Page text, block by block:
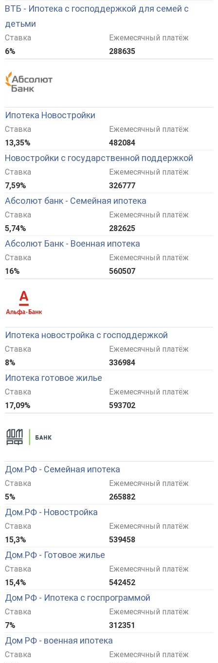
ВТБ - Ипотека с господдержкой для семей с
детьми
Ставка
6%
Ежемесячный платёж
288635
Ипотека Новостройки
Ставка
13,35%
Ежемесячный платёж
482084
Новостройки с государственной поддержкой
Ставка
7,59%
Ежемесячный платёж
326777
Абсолют банк - Семейная ипотека
Ставка
5,74%
Ежемесячный платёж
282625
Абсолют Банк - Военная ипотека
Ставка
16%
Ежемесячный платёж
560507
Ипотека новостройка с господдержкой
Ставка
8%
Ежемесячный платёж
336984
Ипотека готовое жилье
Ставка
17,09%
Ежемесячный платёж
593702
Дом.РФ - Семейная ипотека
Ставка
5%
Ежемесячный платёж
265882
Дом.РФ - Новостройка
Ставка
15,3%
Ежемесячный платёж
539458
Дом.РФ - Готовое жилье
Ставка
15,4%
Ежемесячный платёж
542452
Дом РФ - Ипотека с госпрограммой
Ставка
7%
Ежемесячный платёж
312351
Дом РФ - военная ипотека
Ставка
Ежемесячный платёж